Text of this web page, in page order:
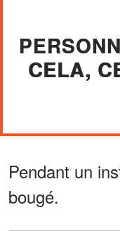
CELA,
Pendant un
bougé.